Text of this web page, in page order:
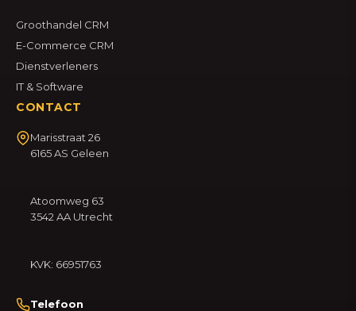
Groothandel CRM
E-Commerce CRM
Dienstverleners
IT & Software
CONTACT
Marisstraat 26
6165 AS Geleen
Atoomweg 63
3542 AA Utrecht
KVK: 66951763
Telefoon